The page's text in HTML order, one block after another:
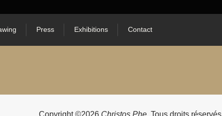
Press Exhibitions Contact
Copyright ©2026 Christos Phe. Tous droits réservés.